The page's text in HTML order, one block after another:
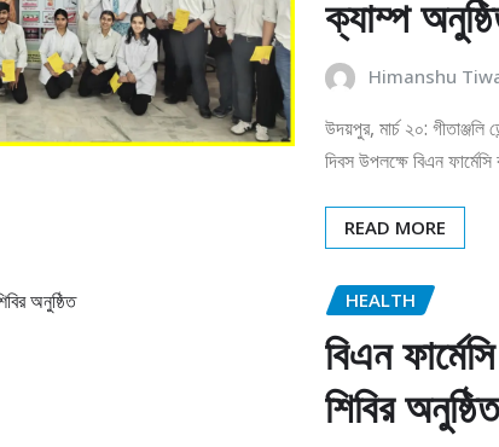
ক্যাম্প
Himanshu
উদয়পুর, মার্চ ২০: গীতাঞ্জলি
দিবস উপলক্ষে বিএন
READ MORE
HEALTH
বিএন
শিবির অনুষ্ঠিত